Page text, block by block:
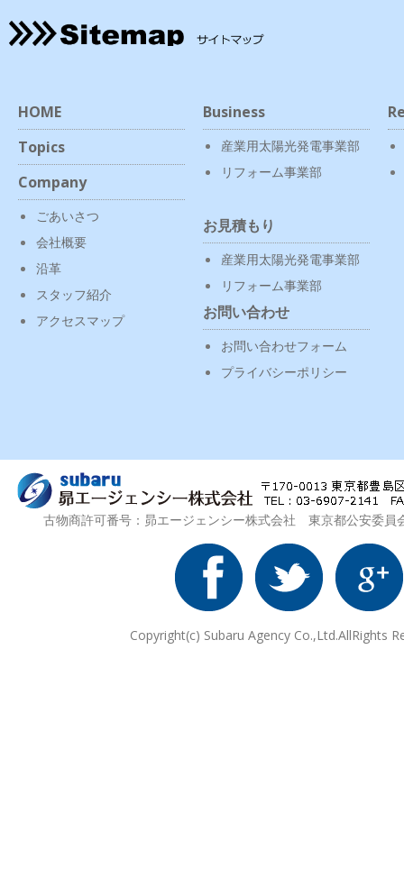
HOME
Topics
Company
ごあいさつ
会社概要
沿革
スタッフ紹介
アクセスマップ
Business
産業用太陽光発電事業部
リフォーム事業部
お見積もり
産業用太陽光発電事業部
リフォーム事業部
お問い合わせ
お問い合わせフォーム
プライバシーポリシー
古物商許可番号：昴エージェンシー株式会社 東京都公安委
Copyright(c) Subaru Agency Co.,Ltd.AllRights